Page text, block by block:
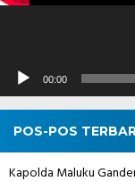
00:00
POS-POS
Kapolda Maluku